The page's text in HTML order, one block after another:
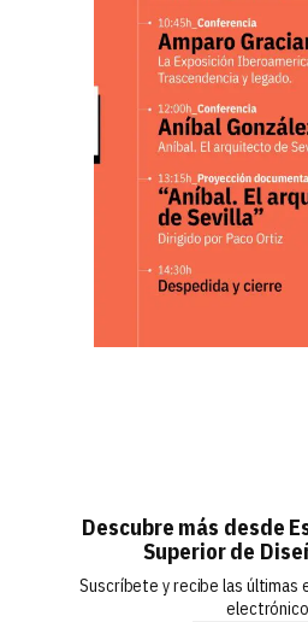
Descubre más desde
Superior de
Suscríbete y recibe las últimas